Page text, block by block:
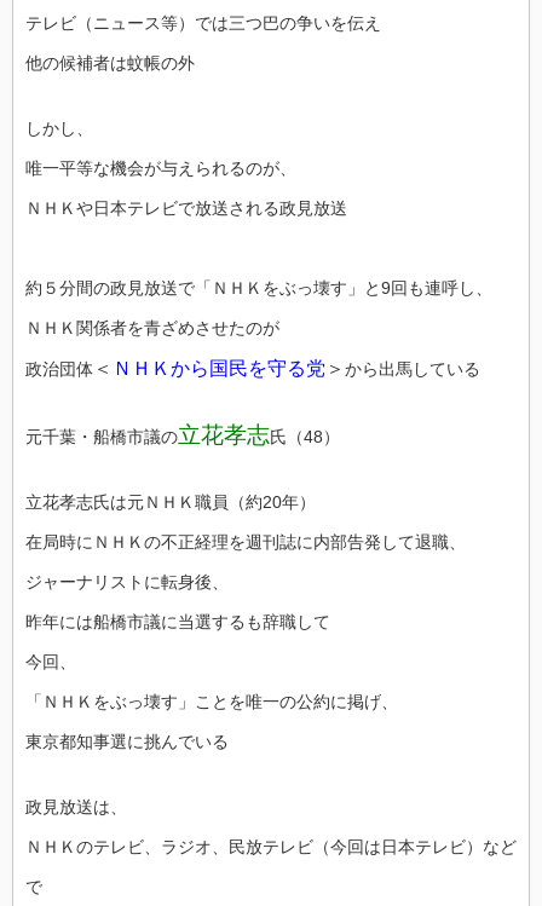
テレビ（ニュース等）では三つ巴の争いを伝え
他の候補者は蚊帳の外
しかし、
唯一平等な機会が与えられるのが、
ＮＨＫや日本テレビで放送される政見放送
約５分間の政見放送で「ＮＨＫをぶっ壊す」と9回も連呼し、
ＮＨＫ関係者を青ざめさせたのが
政治団体 ＜ ＮＨＫから国民を守る党 ＞ から出馬している
元千葉・船橋市議の立花孝志氏（48）
立花孝志氏は元ＮＨＫ職員（約20年）
在局時にＮＨＫの不正経理を週刊誌に内部告発して退職、
ジャーナリストに転身後、
昨年には船橋市議に当選するも辞職して
今回、
「ＮＨＫをぶっ壊す」ことを唯一の公約に掲げ、
東京都知事選に挑んでいる
政見放送は、
ＮＨＫのテレビ、ラジオ、民放テレビ（今回は日本テレビ）など
で